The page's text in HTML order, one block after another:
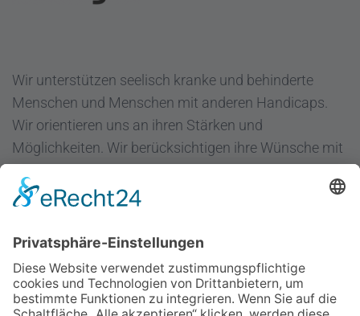
Wir unterstützen seelisch kranke und behinderte
Menschen und Menschen mit anderen Handicaps.
Wir orientieren uns an ihren Stärken und
Möglichkeiten. Wir berücksichtigen ihre Wünsche mit
Regenbogen Duisburg gGmbH
47051 Duisburg
Telefon 0203/300 36-0
Fax 0203/300 36-20